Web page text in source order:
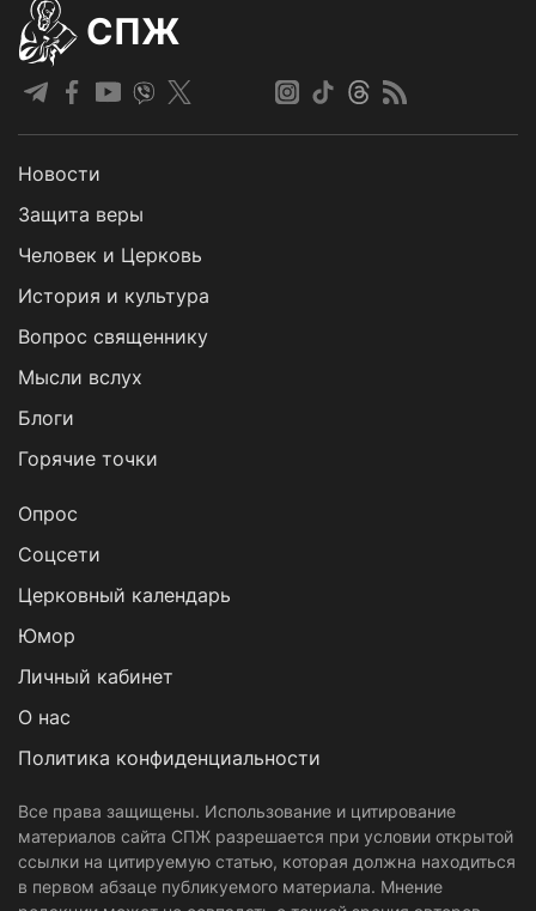
СПЖ
Новости
Защита веры
Человек и Церковь
История и культура
Вопрос священнику
Мысли вслух
Блоги
Горячие точки
Опрос
Cоцсети
Церковный календарь
Юмор
Личный кабинет
О нас
Политика конфиденциальности
Все права защищены. Использование и цитирование
материалов сайта СПЖ разрешается при условии открытой
ссылки на цитируемую статью, которая должна находиться
в первом абзаце публикуемого материала. Мнение